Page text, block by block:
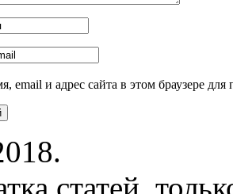
email и адрес сайта в этом браузере
статей,